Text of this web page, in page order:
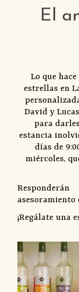
El
Lo que
estrellas en
David y
para
estancia
días de
miércoles,
asesoramiento
¡Regálate una